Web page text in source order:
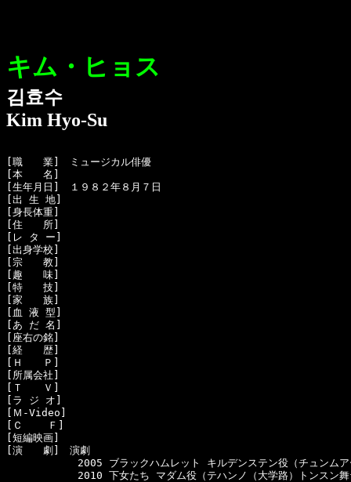
キム・ヒョス
김효수
Kim Hyo-Su
[職　　業]　ミュージカル俳優
[本　　名]
[生年月日]　１９８２年８月７日
[出 生 地]
[身長体重]
[住　　所]
[レ タ ー]
[出身学校]
[宗　　教]
[趣　　味]
[特　　技]
[家　　族]
[血 液 型]
[あ だ 名]
[座右の銘]
[経　　歴]
[Ｈ　　Ｐ]
[所属会社]
[Ｔ　　Ｖ]
[ラ ジ オ]
[Ｍ-Video]
[Ｃ    Ｆ]
[短編映画]
[演　　劇]　演劇
2005 ブラックハムレット キルデンステン役（チュンムアー
2010 下女たち マダム役（テハンノ（大学路）トンスン舞